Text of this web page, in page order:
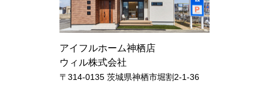
アイフルホーム神栖店
ウィル株式会社
〒314-0135 茨城県神栖市堀割2-1-36